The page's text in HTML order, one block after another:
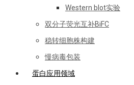
Western blot实验
双分子荧光互补BiFC
稳转细胞株构建
慢病毒包装
蛋白应用领域